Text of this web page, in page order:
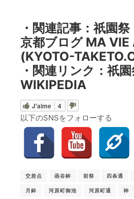
・関連記事：祇園祭
京都ブログ MA VIE
(KYOTO-
・関連リンク：祇
WIKIPEDIA
J'aime 4
以下のSNSをフォローする
交差点 函谷鉾 前祭 四条通
月鉾 河原町御池 河原町通 神